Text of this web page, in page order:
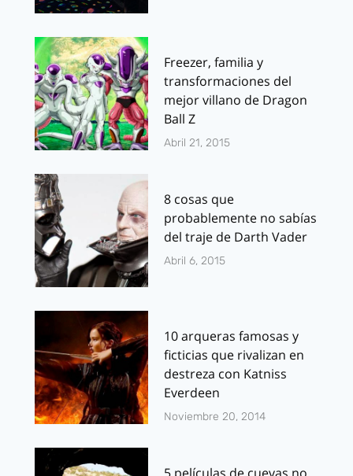
Freezer, familia y
transformaciones del
mejor villano de Dragon
Ball Z
Abril 21, 2015
8 cosas que
probablemente no sabías
del traje de Darth Vader
Abril 6, 2015
10 arqueras famosas y
ficticias que rivalizan en
destreza con Katniss
Everdeen
Noviembre 20, 2014